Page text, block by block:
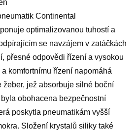
Continental
optimalizovanou tuhostí a
se navzájem v zatáčkách
přesné odpovědi řízení a vysokou
komfortnímu řízení napomáhá
žeber, jež absorbuje silné boční
obohacena bezpečnostní
poskytla pneumatikám vyšší
Složení krystalů siliky také